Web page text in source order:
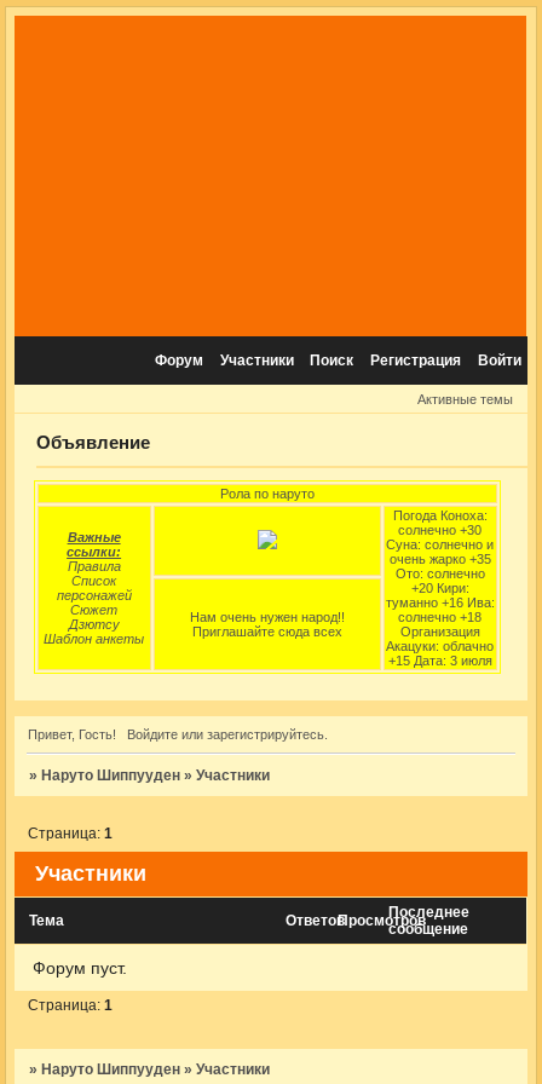
Форум Участники Поиск Регистрация Войти
Активные темы
Объявление
Рола по наруто
Важные
ссылки:
Правила
Список
персонажей
Сюжет
Дзютсу
Шаблон анкеты
Погода Коноха:
солнечно +30
Суна: солнечно и
очень жарко +35
Ото: солнечно
+20 Кири:
туманно +16 Ива:
солнечно +18
Организация
Акацуки: облачно
+15 Дата: 3 июля
Нам очень нужен народ!!
Приглашайте сюда всех
Привет, Гость! Войдитеили зарегистрируйтесь.
» Наруто Шиппууден »Участники
Участники
Страница:1
Тема ОтветовПросмотровПоследнее
сообщение
Форум пуст.
Страница:1
»Наруто Шиппууден »Участники